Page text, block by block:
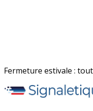
Fermeture estivale :